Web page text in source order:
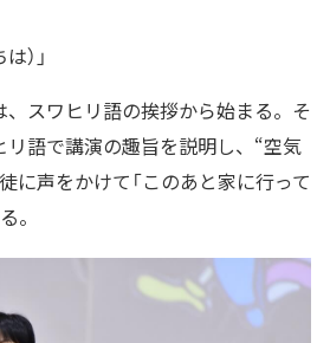
）」
スワヒリ語の挨拶から始まる。そ
語で講演の趣旨を説明し、“空気
に声をかけて「このあと家に行って
。